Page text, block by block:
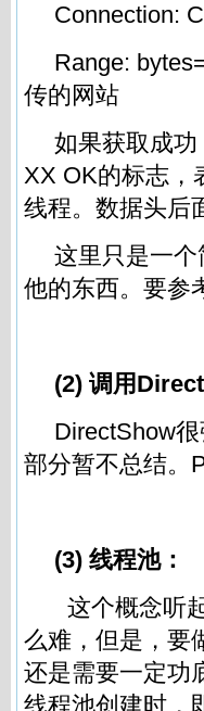
Range:
传的网站
如果获取成
XX OK的标志，
线程。数据头后
这里只是一
他的东西。要参
(2) 调用
DirectShow
部分暂不总结。
(3) 线程池：
这个概念听
么难，但是，要
还是需要一定功
线程池创建时，